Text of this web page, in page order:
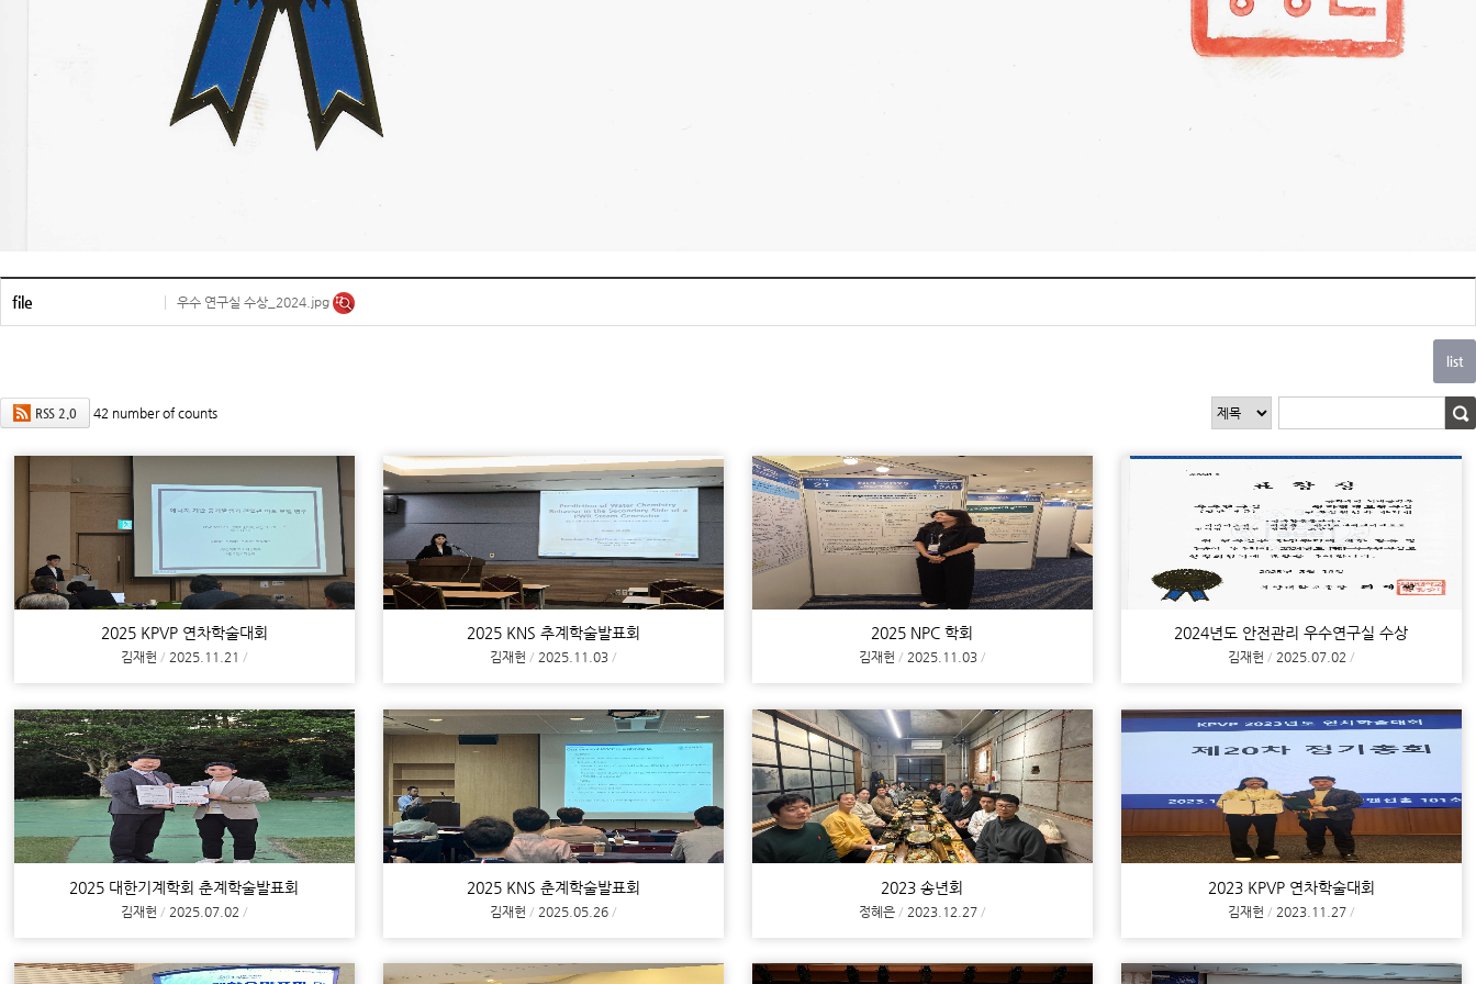
file 우수 연구실 수상_2024.jpg
RSS 2.0 42 number of counts
2025 KPVP 연차학술대회
김재헌 2025.11.21
2025 KNS 추계학술발표회
김재헌 2025.11.03
2025 NPC 학회
김재헌 2025.11.03
2024년도 안전관리 우수연구실 수상
김재헌 2025.07.02
2025 대한기계학회 춘계학술발표회
김재헌 2025.07.02
2025 KNS 춘계학술발표회
김재헌 2025.05.26
2023 송년회
정혜은 2023.12.27
2023 KPVP 연차학술대회
김재헌 2023.11.27